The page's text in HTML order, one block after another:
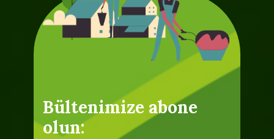
Bültenimize abone
olun: